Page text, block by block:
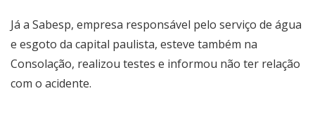
Já a Sabesp, empresa responsável pelo serviço de água
e esgoto da capital paulista, esteve também na
Consolação, realizou testes e informou não ter relação
com o acidente.